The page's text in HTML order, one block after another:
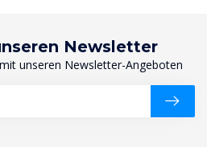
Newsletter
unseren Newsletter-Angeboten